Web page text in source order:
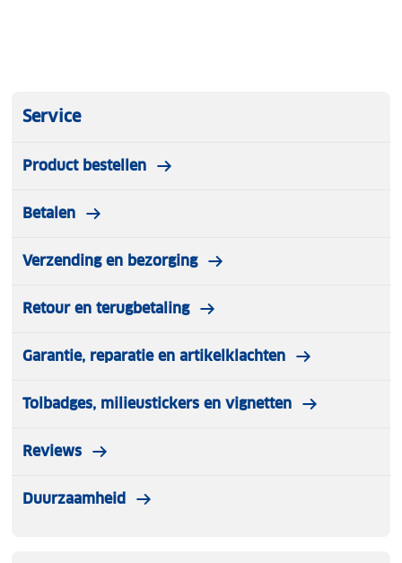
Service
Product bestellen
Betalen
Verzending en bezorging
Retour en terugbetaling
Garantie, reparatie en artikelklachten
Tolbadges, milieustickers en vignetten
Reviews
Duurzaamheid